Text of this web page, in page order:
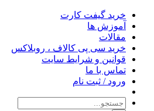
Skip
content
خرید گیفت کارت
آموزش ها
مقالات
خرید سی پی کالاف ، روبلاکس
قوانین و شرایط سایت
تماس با ما
ورود / ثبت نام
جستجو